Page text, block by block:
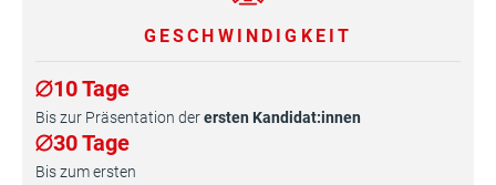
GESCHWINDIGKEIT
10 Tage
Bis zur Präsentation derersten Kandidat:innen
30 Tage
Bis zum ersten